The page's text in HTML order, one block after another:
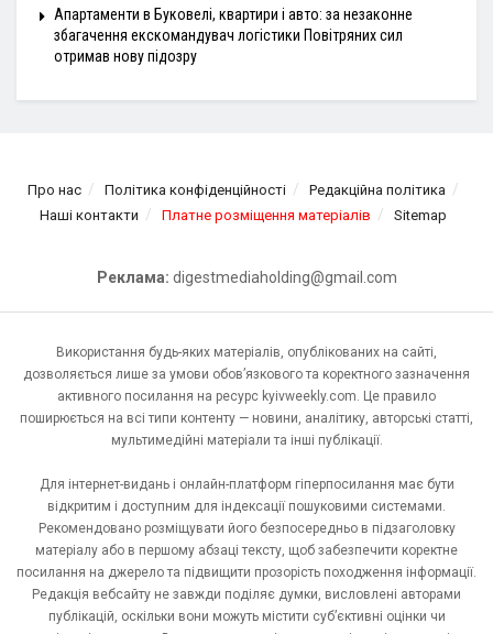
Апартаменти в Буковелі, квартири і авто: за незаконне
збагачення екскомандувач логістики Повітряних сил
отримав нову підозру
Про нас Політика конфіденційності
Редакційна політика
Наші контакти
Платне розміщення матеріалів Sitemap
Реклама: digestmediaholding@gmail.com
Використання будь-яких матеріалів, опублікованих на сайті,
дозволяється лише за умови обов’язкового та коректного зазначення
активного посилання на ресурс kyivweekly.com. Це правило
поширюється на всі типи контенту — новини, аналітику, авторські статті,
мультимедійні матеріали та інші публікації.
Для інтернет-видань і онлайн-платформ гіперпосилання має бути
відкритим і доступним для індексації пошуковими системами.
Рекомендовано розміщувати його безпосередньо в підзаголовку
матеріалу або в першому абзаці тексту, щоб забезпечити коректне
посилання на джерело та підвищити прозорість походження інформації.
Редакція вебсайту не завжди поділяє думки, висловлені авторами
публікацій, оскільки вони можуть містити суб’єктивні оцінки чи